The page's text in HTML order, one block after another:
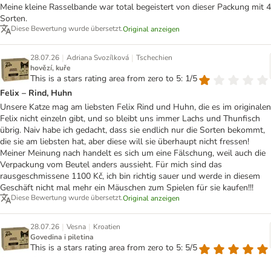
Meine kleine Rasselbande war total begeistert von dieser Packung mit 4
Sorten.
Diese Bewertung wurde übersetzt.Original anzeigen
28.07.26 | Adriana Svozílková | Tschechien
hovězí, kuře
This is a stars rating area from zero to 5: 1/5
Felix – Rind, Huhn
Unsere Katze mag am liebsten Felix Rind und Huhn, die es im originalen
Felix nicht einzeln gibt, und so bleibt uns immer Lachs und Thunfisch
übrig. Naiv habe ich gedacht, dass sie endlich nur die Sorten bekommt,
die sie am liebsten hat, aber diese will sie überhaupt nicht fressen!
Meiner Meinung nach handelt es sich um eine Fälschung, weil auch die
Verpackung vom Beutel anders aussieht. Für mich sind das
rausgeschmissene 1100 Kč, ich bin richtig sauer und werde in diesem
Geschäft nicht mal mehr ein Mäuschen zum Spielen für sie kaufen!!!
Diese Bewertung wurde übersetzt.Original anzeigen
28.07.26 | Vesna | Kroatien
Govedina i piletina
This is a stars rating area from zero to 5: 5/5